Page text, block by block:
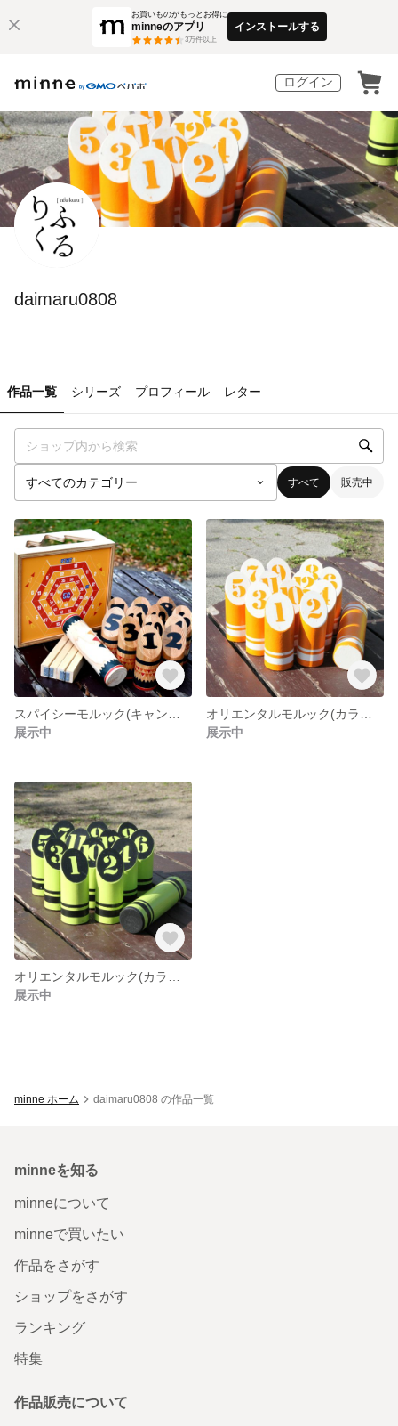
お買いものがもっとお得に
minneのアプリ
3万件以上
インストールする
ログイン
daimaru0808
作品一覧 シリーズ プロフィール レター
すべて 販売中
展示中
展示中
展示中
minne ホーム daimaru0808 の作品一覧
minneを知る
minneについて
minneで買いたい
作品をさがす
ショップをさがす
ランキング
特集
作品販売について